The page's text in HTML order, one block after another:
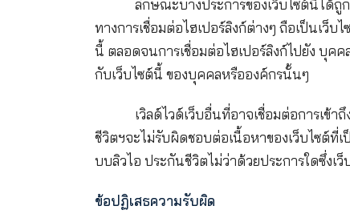
ตลอดจนการส่งผ่านเนื้อหาใดๆ จา
ลักษณะบางประการของเว็
ทางการเชื่อมต่อไฮเปอร์ลิงก์ต่างๆ
นื้ ตลอดจนการเชื่อมต่อไฮเปอร์ลิง
กับเว็บไซต์นี้ ของบุคคลหรือองค์กร
เวิลด์ไวด์เว็บอื่นที่อาจเชื่อม